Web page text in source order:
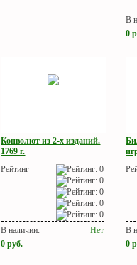
В
0
Конволют из 2-х изданий.
1769 г.
Рейтинг
В наличии:
Нет
0руб.
В
0